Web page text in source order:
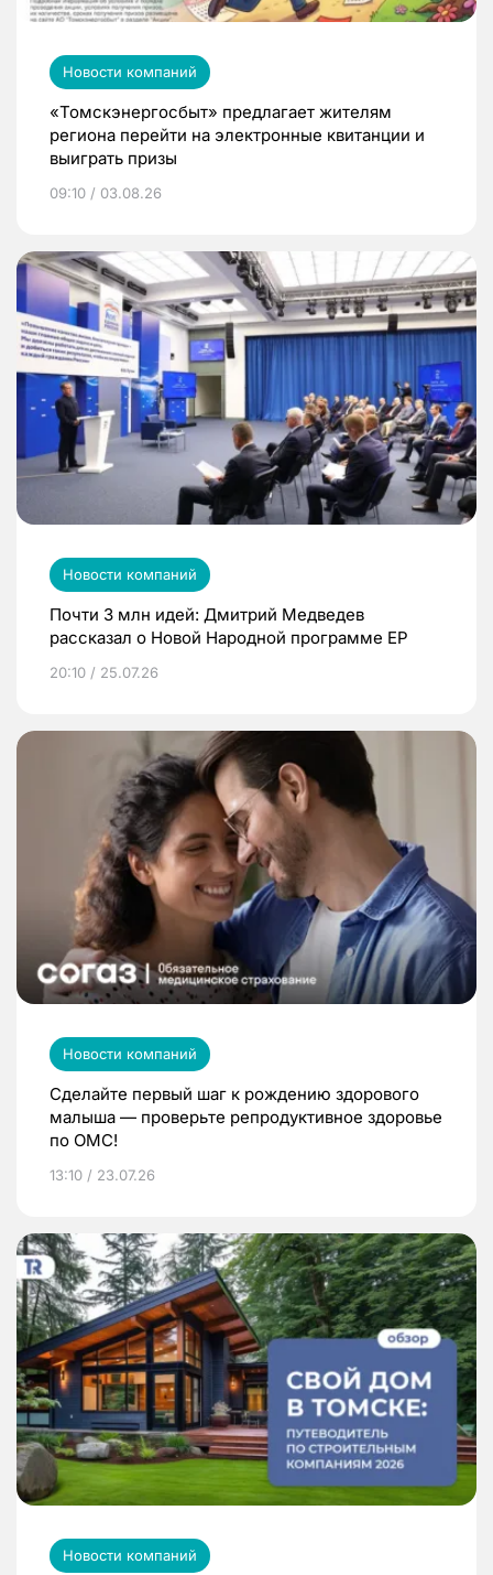
Новости компаний
«Томскэнергосбыт» предлагает жителям
региона перейти на электронные квитанции и
выиграть призы
09:10 / 03.08.26
Новости компаний
Почти 3 млн идей: Дмитрий Медведев
рассказал о Новой Народной программе ЕР
20:10 / 25.07.26
Новости компаний
Сделайте первый шаг к рождению здорового
малыша — проверьте репродуктивное здоровье
по ОМС!
13:10 / 23.07.26
Новости компаний